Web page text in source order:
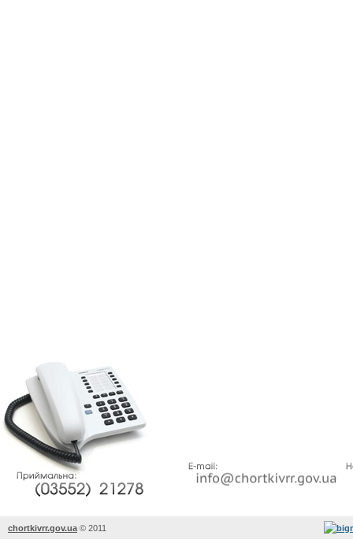
chortkivrr.gov.ua © 2011